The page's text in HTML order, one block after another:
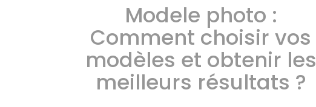
Modele photo :
Comment choisir vos
modèles et obtenir les
meilleurs résultats ?